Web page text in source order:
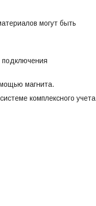
могут быть
магнита.
комплексного учета